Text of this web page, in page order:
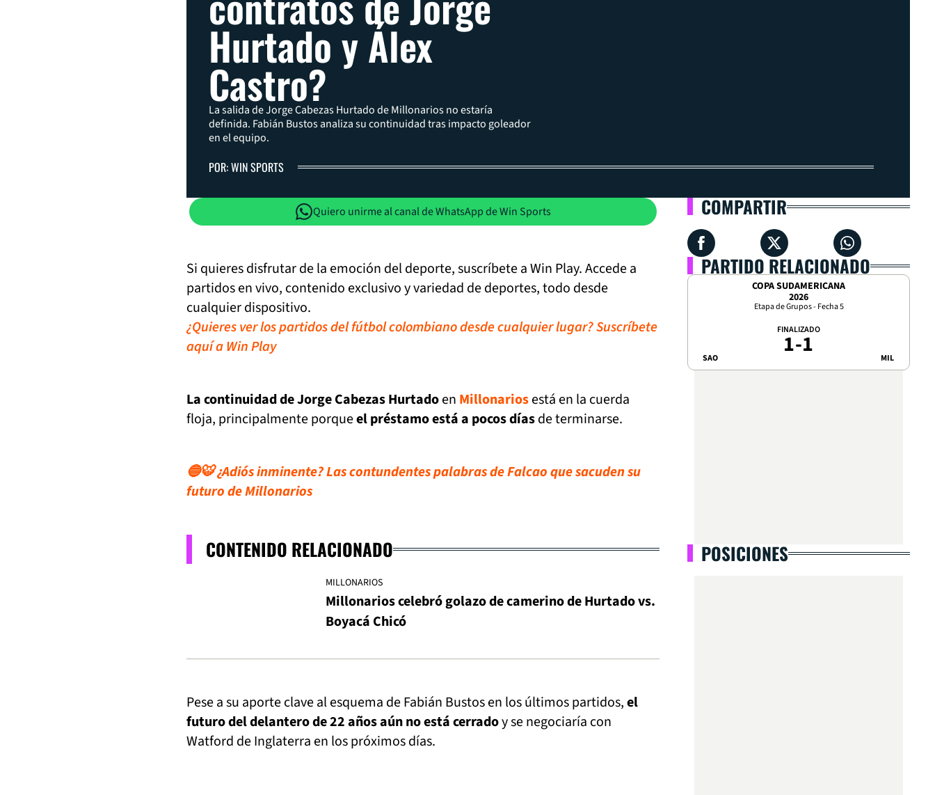
Hurtado y Álex
Castro?
La salida de Jorge Cabezas Hurtado de Millonarios no estaría
definida. Fabián Bustos analiza su continuidad tras impacto goleador
en el equipo.
POR: WIN SPORTS
Quiero unirme al canal de WhatsApp de Win Sports
Si quieres disfrutar de la emoción del deporte, suscríbete a Win Play. Accede a
partidos en vivo, contenido exclusivo y variedad de deportes, todo desde
cualquier dispositivo.
¿Quieres ver los partidos del fútbol colombiano desde cualquier lugar? Suscríbete
aquí a Win Play
La continuidad de Jorge Cabezas Hurtadoen Millonariosestá en la cuerda
floja, principalmente porqueel préstamo está a pocos díasde terminarse.
🔵🐯 ¿Adiós inminente? Las contundentes palabras de Falcao que sacuden su
futuro de Millonarios
CONTENIDO RELACIONADO
MILLONARIOS
Millonarios celebró golazo de camerino de Hurtado vs.
Boyacá Chicó
Pese a su aporte clave al esquema de Fabián Bustos en los últimos partidos,el
futuro del delantero de 22 años aún no está cerradoy se negociaría con
Watford de Inglaterra en los próximos días.
COMPARTIR
PARTIDO RELACIONADO
COPA SUDAMERICANA
2026
Etapa de Grupos - Fecha 5
SAO
FINALIZADO
1-1 MIL
POSICIONES